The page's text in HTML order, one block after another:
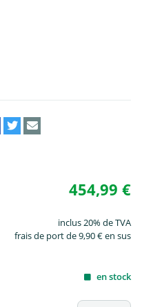
454,99 €
inclus 20% de TVA
frais de port de 9,90 € en sus
en stock